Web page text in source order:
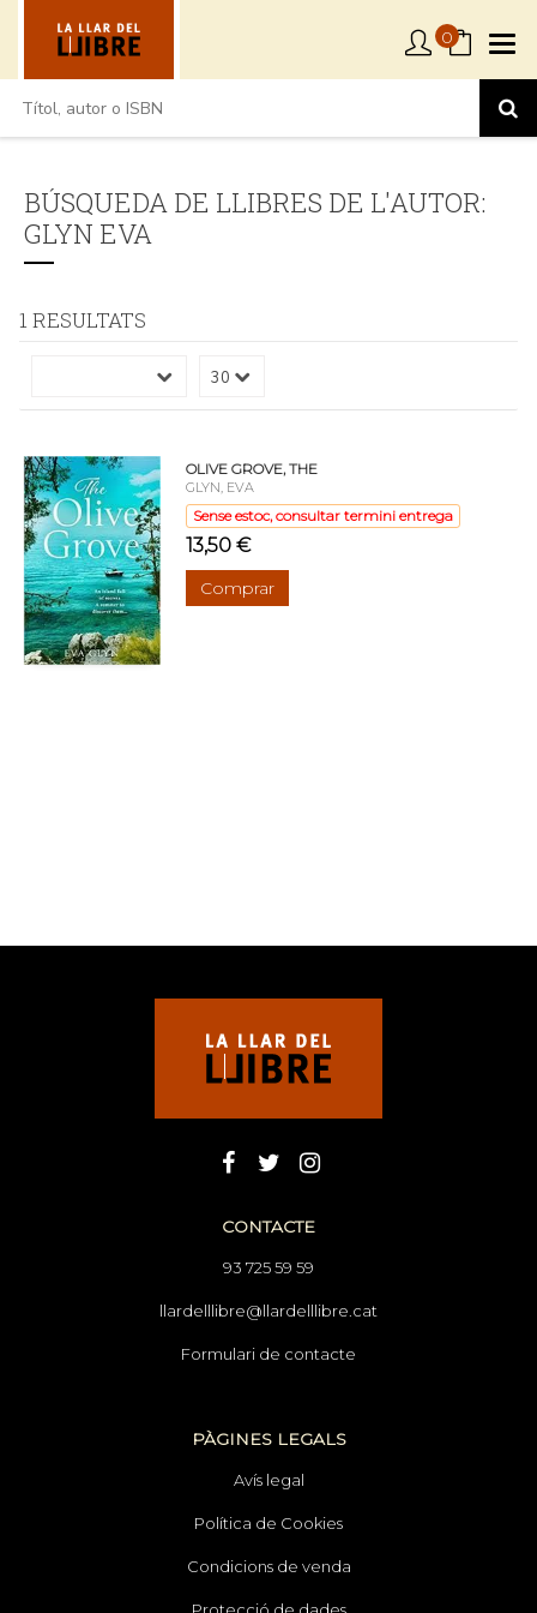
0
BÚSQUEDA DE LLIBRES DE L'AUTOR:
GLYN EVA
1 RESULTATS
OLIVE GROVE, THE
GLYN, EVA
Sense estoc, consultar termini entrega
13,50 €
Comprar
CONTACTE
93 725 59 59
llardelllibre@llardelllibre.cat
Formulari de contacte
PÀGINES LEGALS
Avís legal
Política de Cookies
Condicions de venda